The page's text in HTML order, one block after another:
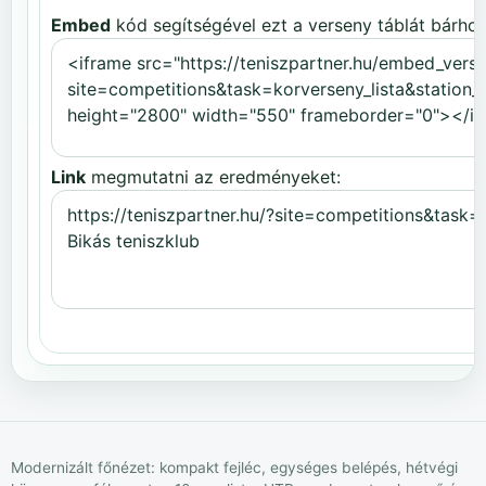
Embed kód segítségével ezt a verseny táblát
Link megmutatni az eredményeket:
Modernizált főnézet: kompakt fejléc, egységes belépés, hétvégi